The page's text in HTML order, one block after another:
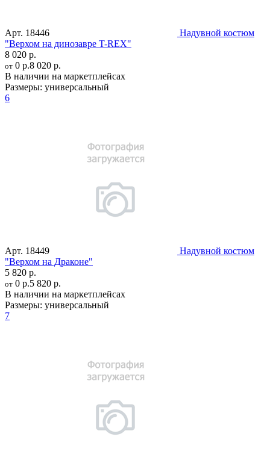
Арт. 18446
Надувной костюм
"Верхом на динозавре T-REX"
8 020 р.
от 0 р.8 020 р.
В наличии на маркетплейсах
Размеры: универсальный
6
Арт. 18449
Надувной костюм
"Верхом на Драконе"
5 820 р.
от 0 р.5 820 р.
В наличии на маркетплейсах
Размеры: универсальный
7